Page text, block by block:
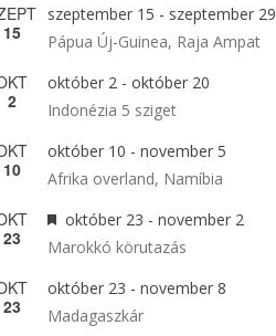
15
szeptember 15 - szeptember 29
Pápua Új-Guinea, Raja Ampat
2
október 2 - október 20
Indonézia 5 sziget
10
október 10 - november 5
Afrika overland, Namíbia
23
Kiemelt
október 23 - november 2
Marokkó körutazás
23
október 23 - november 8
Madagaszkár